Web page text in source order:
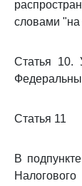
словами "на
Статья 10.
Статья 11
В